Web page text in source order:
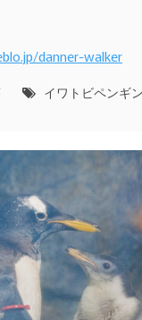
danner-walker
イワトビペンギン